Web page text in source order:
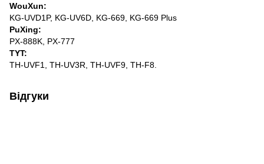
WouXun:
KG-UVD1P, KG-UV6D, KG-669, KG-669 Plus
PuXing:
PX-888K, PX-777
TYT:
TH-UVF1, TH-UV3R, TH-UVF9, TH-F8.
Відгуки